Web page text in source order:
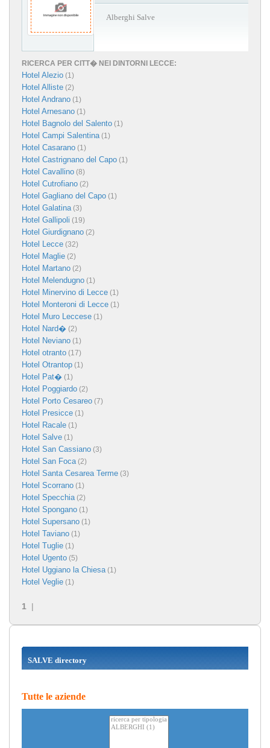
Alberghi Salve
RICERCA PER CITT� NEI DINTORNI LECCE:
Hotel Alezio (1)
Hotel Alliste (2)
Hotel Andrano (1)
Hotel Arnesano (1)
Hotel Bagnolo del Salento (1)
Hotel Campi Salentina(1)
Hotel Casarano (1)
Hotel Castrignano del Capo (1)
Hotel Cavallino (8)
Hotel Cutrofiano (2)
Hotel Gagliano del Capo (1)
Hotel Galatina(3)
Hotel Gallipoli (19)
Hotel Giurdignano (2)
Hotel Lecce (32)
Hotel Maglie (2)
Hotel Martano (2)
Hotel Melendugno (1)
Hotel Minervino di Lecce (1)
Hotel Monteroni di Lecce (1)
Hotel Muro Leccese (1)
Hotel Nard� (2)
Hotel Neviano (1)
Hotel otranto (17)
Hotel Otrantop (1)
Hotel Pat� (1)
Hotel Poggiardo (2)
Hotel Porto Cesareo (7)
Hotel Presicce (1)
Hotel Racale (1)
Hotel Salve (1)
Hotel San Cassiano (3)
Hotel San Foca(2)
Hotel Santa Cesarea Terme (3)
Hotel Scorrano (1)
Hotel Specchia(2)
Hotel Spongano (1)
Hotel Supersano (1)
Hotel Taviano (1)
Hotel Tuglie (1)
Hotel Ugento (5)
Hotel Uggiano la Chiesa(1)
Hotel Veglie (1)
1 |
SALVE directory
Tutte le aziende